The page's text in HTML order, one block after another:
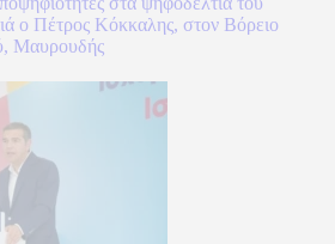
ο Πέτρος Κόκκαλης, στον Βόρειο
Μαυρουδής